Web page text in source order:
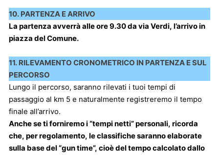
10. PARTENZA E ARRIVO
La partenza avverrà alle ore 9.30 da via Verdi, l’arrivo in
piazza del Comune.
11. RILEVAMENTO CRONOMETRICO IN PARTENZA E SUL
PERCORSO
Lungo il percorso, saranno rilevati i tuoi tempi di
passaggio al km 5 e naturalmente registreremo il tempo
finale all’arrivo.
Anche se ti forniremo i “tempi netti” personali, ricorda
che, per regolamento, le classifiche saranno elaborate
sulla base del “gun time”, cioè del tempo calcolato dallo